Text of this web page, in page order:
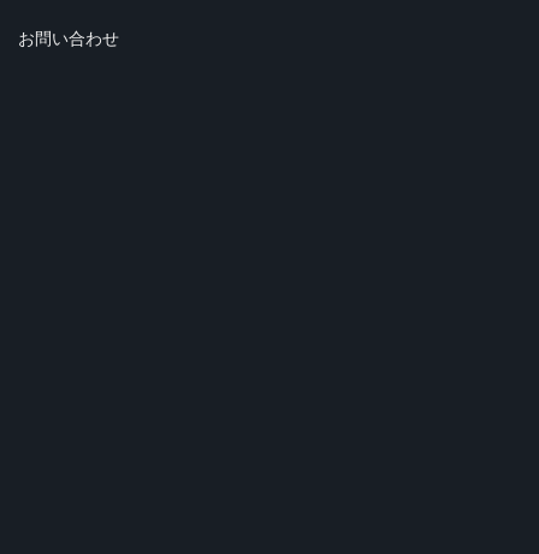
お問い合わせ